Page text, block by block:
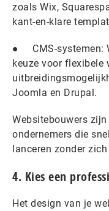
zoals Wix,
kant-en-klare
● CMS-systemen:
keuze voor flexibele
Joomla en Drupal.
Websitebouwers
ondernemers die
lanceren zonder
4. Kies een
Het design van je